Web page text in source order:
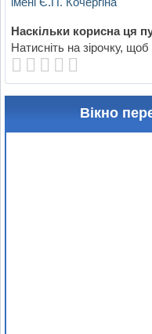
Наскільки корисна ця
Натисніть на зірочку, щоб
Вікно